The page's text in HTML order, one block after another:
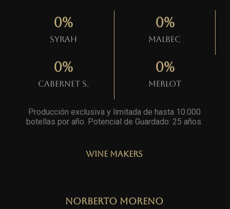
Syrah
0%
Malbec
0%
Cabernet S.
0%
Merlot
0%
Producción exclusiva y limitada de hasta 10.000
botellas por año. Potencial de Guardado: 25 años.
Wine Makers
Norberto Moreno